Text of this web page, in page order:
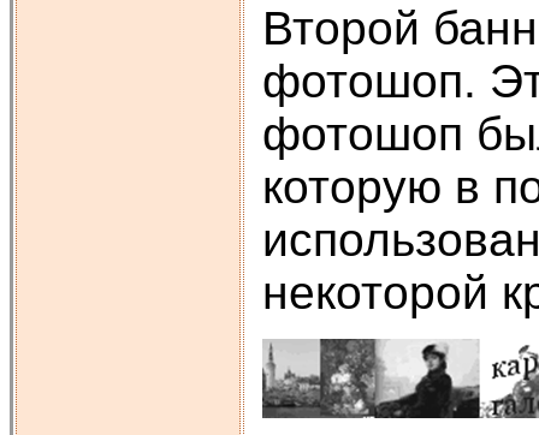
Второй
фотошоп.
фотошоп
которую в
некоторой